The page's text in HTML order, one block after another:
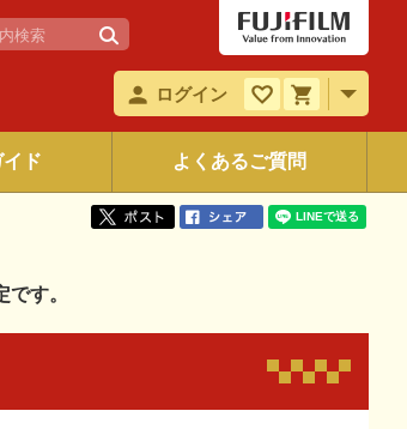
ログイン
ド よくあるご質問
す。